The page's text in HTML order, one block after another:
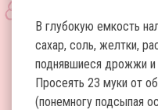
В глубокую емкость
сахар, соль, желтки,
поднявшиеся дрожжи
Просеять 23 муки от
(понемногу подсыпая